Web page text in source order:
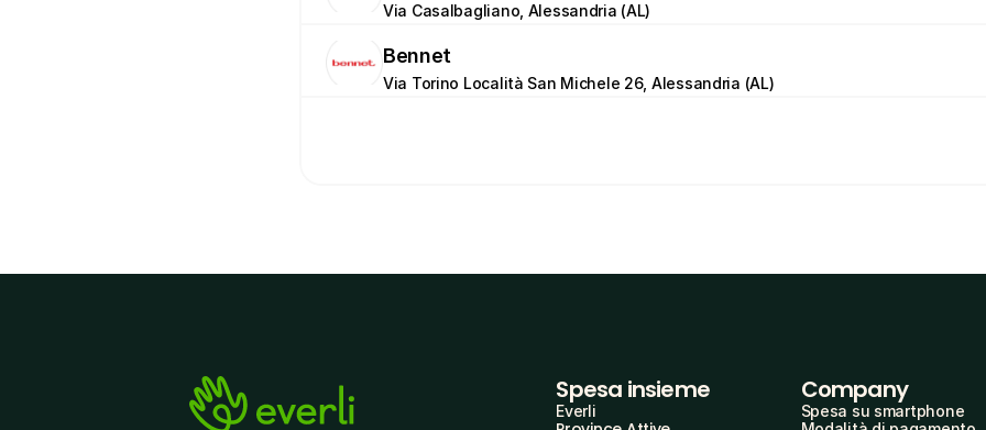
Via Casalbagliano, Alessandria (AL)
Bennet
Via Torino Località San Michele 26, Alessandria (AL)
Spesa insieme
Everli
Company
Spesa su smartphone